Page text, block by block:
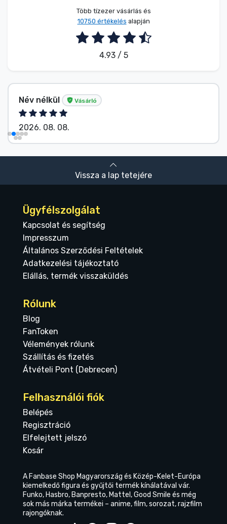
Több tízezer vásárlás és
10750 értékelés alapján
4.93 / 5
Név nélkül Vásárló
2026. 08. 08.
Vissza a lap tetejére
Ügyfélszolgálat
Kapcsolat és segítség
Impresszum
Általános Szerződési Feltételek
Adatkezelési tájékoztató
Elállás, termék visszaküldés
Rólunk
Blog
FanToken
Vélemények rólunk
Szállítás és fizetés
Átvételi Pont (Debrecen)
Felhasználói fiók
Belépés
Regisztráció
Elfelejtett jelszó
Kosár
A Fanbase Shop Magyarország és Közép-Kelet-Európa
kiemelkedő figura és gyűjtői termék kínálatával vár.
Funko, Hasbro, Banpresto, Mattel, Good Smile és még
sok más márka termékei – anime, film, sorozat, rajzfilm
rajongóknak.